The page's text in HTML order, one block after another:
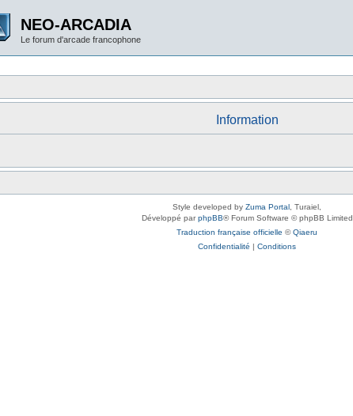
NEO-ARCADIA
Le forum d'arcade francophone
Information
Style developed by Zuma Portal , Turaiel,
Développé parphpBB® Forum Software © phpBB Limited
Traduction française officielle ©Qiaeru
Confidentialité | Conditions